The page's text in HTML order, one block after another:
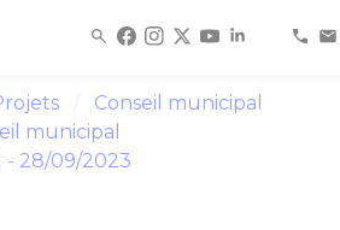
Conseil municipal
municipal
- 28/09/2023